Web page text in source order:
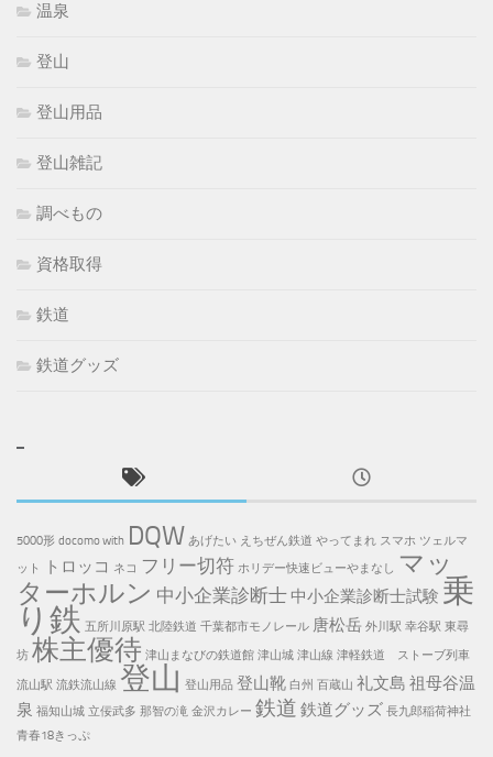
温泉
登山
登山用品
登山雑記
調べもの
資格取得
鉄道
鉄道グッズ
5000形 docomo with DQW あげたい えちぜん鉄道 やってまれ スマホ ツェルマ
ット
トロッコ ネコ フリー切符 ホリデー快速ビューやまなし マッ
ターホルン 中小企業診断士 中小企業診断士試験 乗
り鉄 五所川原駅 北陸鉄道 千葉都市モノレール 唐松岳 外川駅 幸谷駅 東尋
坊 株主優待 津山まなびの鉄道館 津山城 津山線 津軽鉄道 ストーブ列車
流山駅 流鉄流山線 登山 登山用品 登山靴 白州 百蔵山 礼文島 祖母谷温
泉 福知山城 立佞武多 那智の滝 金沢カレー 鉄道 鉄道グッズ 長九郎稲荷神社
青春18きっぷ